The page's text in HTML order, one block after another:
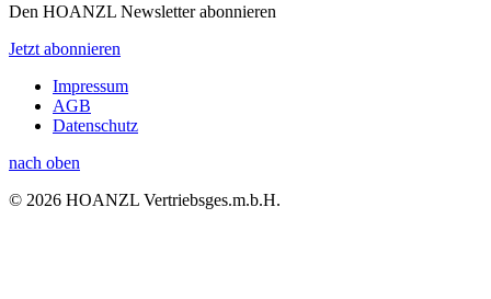
Den HOANZL Newsletter abonnieren
Jetzt abonnieren
Impressum
AGB
Datenschutz
nach oben
© 2026 HOANZL Vertriebsges.m.b.H.